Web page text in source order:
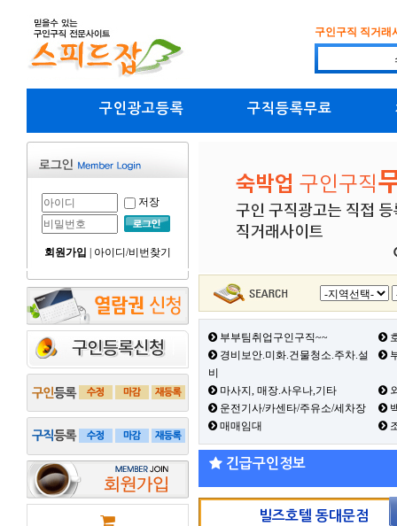
구인구직 직거래
구인광고등록 구직등록무료
저장
회원가입 아이디/비번찾기
부부팀취업구인구직~~
경비보안.미화.건물청소.주차.설
비
마사지, 매장.사우나,기타
운전기사/카센타/주유소/세차장
매매임대
긴급구인정보
빌즈호텔 동대문점